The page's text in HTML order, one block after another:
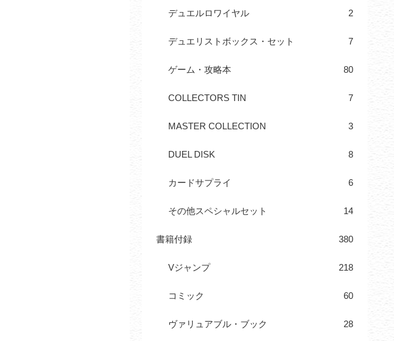
デュエルロワイヤル 2
デュエリストボックス・セット 7
ゲーム・攻略本 80
COLLECTORS TIN 7
MASTER COLLECTION 3
DUEL DISK 8
カードサプライ 6
その他スペシャルセット 14
書籍付録 380
Vジャンプ 218
コミック 60
ヴァリュアブル・ブック 28